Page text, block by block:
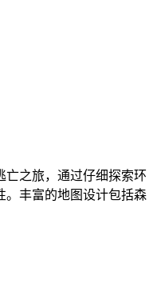
亡之旅，通过仔细探索环
。丰富的地图设计包括森